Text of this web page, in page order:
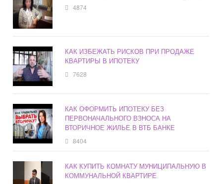
4874
КАК ИЗБЕЖАТЬ РИСКОВ ПРИ ПРОДАЖЕ
КВАРТИРЫ В ИПОТЕКУ
7628
КАК ОФОРМИТЬ ИПОТЕКУ БЕЗ
ПЕРВОНАЧАЛЬНОГО ВЗНОСА НА
ВТОРИЧНОЕ ЖИЛЬЕ В ВТБ БАНКЕ
8404
КАК КУПИТЬ КОМНАТУ МУНИЦИПАЛЬНУЮ В
КОММУНАЛЬНОЙ КВАРТИРЕ